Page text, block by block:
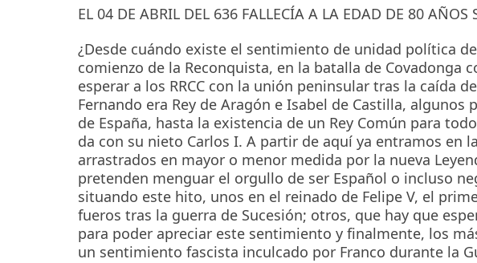
EL 04 DE ABRIL DEL 636 FALLECÍA A LA EDAD DE 80 AÑOS
¿Desde cuándo existe el sentimiento de unidad política
comienzo de la Reconquista, en la batalla de Covadonga
esperar a los RRCC con la unión peninsular tras la caída
Fernando era Rey de Aragón e Isabel de Castilla, algunos
de España, hasta la existencia de un Rey Común para
da con su nieto Carlos I. A partir de aquí ya entramos en
arrastrados en mayor o menor medida por la nueva
pretenden menguar el orgullo de ser Español o incluso
situando este hito, unos en el reinado de Felipe V, el
fueros tras la guerra de Sucesión; otros, que hay que
para poder apreciar este sentimiento y finalmente, los
un sentimiento fascista inculcado por Franco durante la